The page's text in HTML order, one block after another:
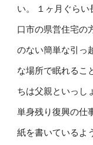
い。 １ヶ月ぐら
口市の県営住宅の
のない簡単な引っ
な場所で眠れるこ
ちは父親といっし
単身残り復興の仕
紙を書いているよ